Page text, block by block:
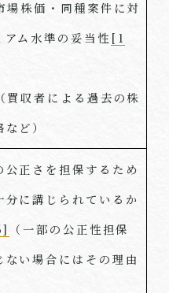
場株価・同種案件に対
アム水準の妥当性 [1
買収者による過去の株
ど）
公正さを担保するため
分に講じられているか
（一部の公正性担保
ない場合にはその理由